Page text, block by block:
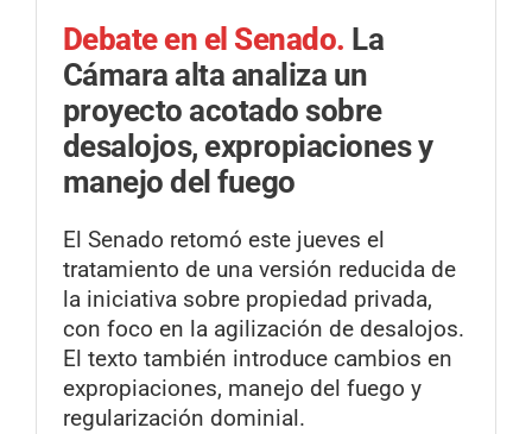
Debate en el Senado. La
Cámara alta analiza un
proyecto acotado sobre
desalojos, expropiaciones y
manejo del fuego
El Senado retomó este jueves el
tratamiento de una versión reducida de
la iniciativa sobre propiedad privada,
con foco en la agilización de desalojos.
El texto también introduce cambios en
expropiaciones, manejo del fuego y
regularización dominial.